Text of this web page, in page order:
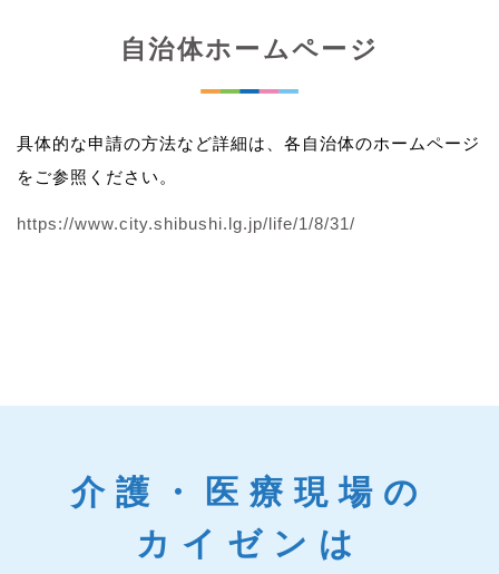
自治体ホームページ
具体的な申請の方法など詳細は、各自治体のホームページ
をご参照ください。
https://www.city.shibushi.lg.jp/life/1/8/31/
介護・医療現場の
カイゼンは